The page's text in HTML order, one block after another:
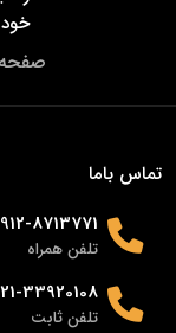
تماس باما
8713771
تلفن همراه
33920108
تلفن ثابت